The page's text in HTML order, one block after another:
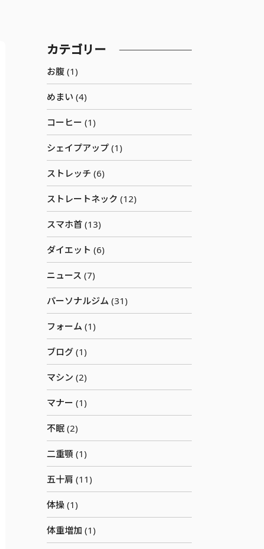
カテゴリー
お腹 (1)
めまい (4)
コーヒー (1)
シェイプアップ (1)
ストレッチ (6)
ストレートネック (12)
スマホ首 (13)
ダイエット (6)
ニュース (7)
パーソナルジム (31)
フォーム (1)
ブログ (1)
マシン (2)
マナー (1)
不眠 (2)
二重顎 (1)
五十肩 (11)
体操 (1)
体重増加 (1)